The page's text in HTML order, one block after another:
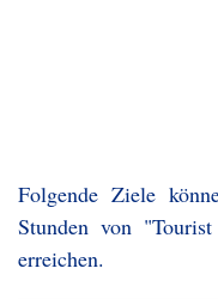
Folgende Ziele
Stunden von
erreichen.